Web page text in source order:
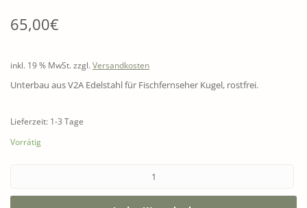
65,00€
inkl. 19 % MwSt. zzgl. Versandkosten
Unterbau aus V2A Edelstahl für Fischfernseher Kugel, rostfrei.
Lieferzeit: 1-3 Tage
Vorrätig